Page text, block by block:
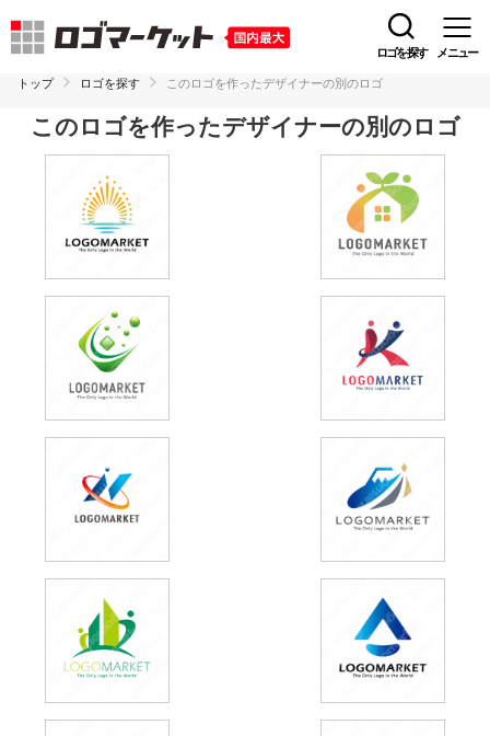
ロゴを探す メニュー
トップ ロゴを探す このロゴを作ったデザイナーの別のロゴ
このロゴを作ったデザイナーの別のロゴ